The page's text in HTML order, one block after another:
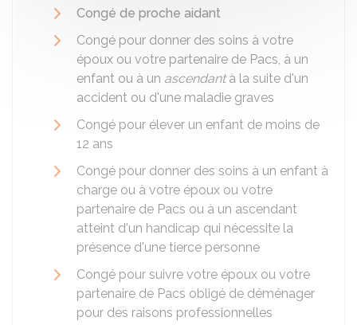
Congé de proche aidant
Congé pour donner des soins à votre
époux ou votre partenaire de Pacs, à un
enfant ou à un ascendantà la suite d'un
accident ou d'une maladie graves
Congé pour élever un enfant de moins de
12 ans
Congé pour donner des soins à un enfant à
charge ou à votre époux ou votre
partenaire de Pacs ou à un ascendant
atteint d'un handicap qui nécessite la
présence d'une tierce personne
Congé pour suivre votre époux ou votre
partenaire de Pacs obligé de déménager
pour des raisons professionnelles